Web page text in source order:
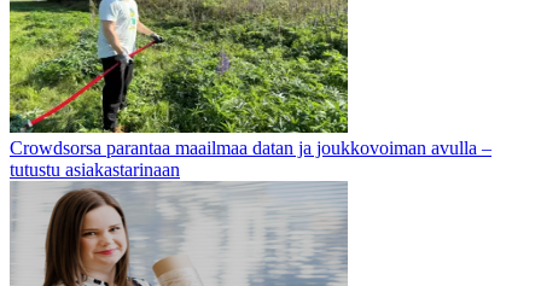
Crowdsorsa parantaa maailmaa datan ja joukkovoiman avulla –
tutustu asiakastarinaan